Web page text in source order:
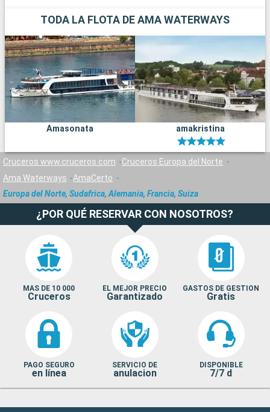
TODA LA FLOTA DE AMA WATERWAYS
Amasonata amakristina
Cruceros www.cruceros.com
Cruceros Europa del Norte
Ama Waterways
AmaCerto
Europa del Norte, Sudafrica, Alemania, Francia, Suiza
¿POR QUÉ RESERVAR CON NOSOTROS?
MAS DE 10 000
Cruceros
EL MEJOR PRECIO
Garantizado
GASTOS DE GESTION
Gratis
PAGO SEGURO
en línea
SERVICIO DE
anulacion
DISPONIBLE
7/7 d